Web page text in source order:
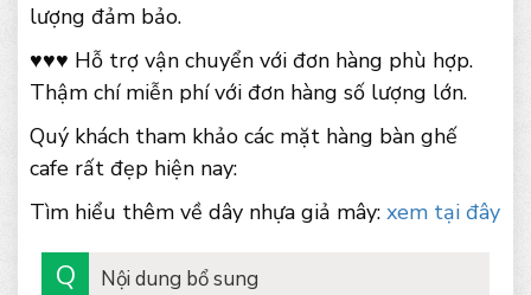
lượng đảm bảo.
♥♥♥ Hỗ trợ vận chuyển với đơn hàng phù hợp.
Thậm chí miễn phí với đơn hàng số lượng lớn.
Quý khách tham khảo các mặt hàng bàn ghế
cafe rất đẹp hiện nay:
Tìm hiểu thêm về dây nhựa giả mây: xem tại đây
Nội dung bổ sung